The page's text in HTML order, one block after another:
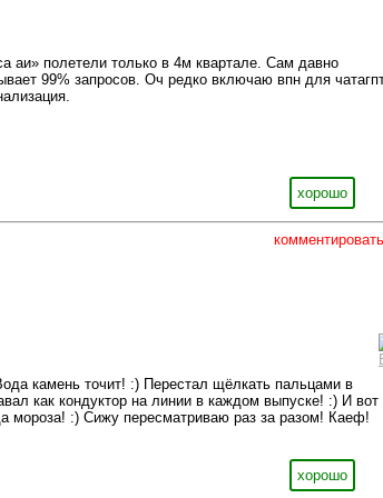
аи» полетели только в 4м квартале. Сам давно
99% запросов. Оч редко включаю впн для
хорошо
комментировать
камень точит! :) Перестал щёлкать пальцами в
как кондуктор на линии в каждом выпуске! :) И
мороза! :) Сижу пересматриваю раз за разом! Каеф!
хорошо